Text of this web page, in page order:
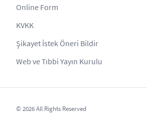
Online Form
KVKK
Şikayet İstek Öneri Bildir
Web ve Tıbbi Yayın Kurulu
© 2026 All Rights Reserved